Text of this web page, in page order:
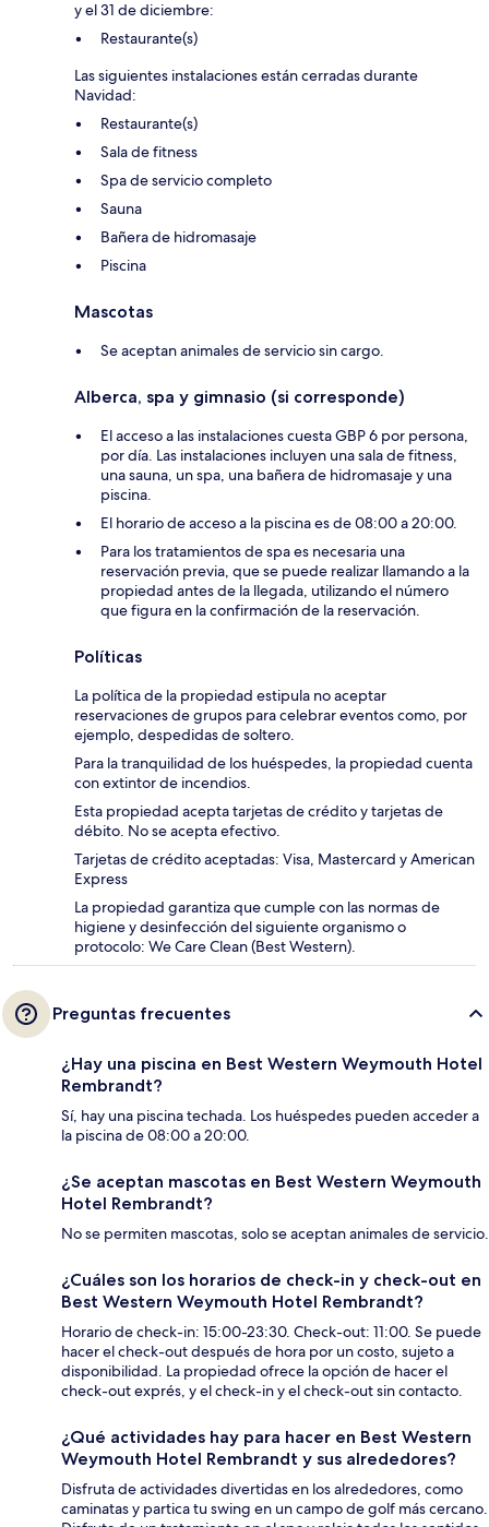
y el 31 de diciembre:
Restaurante(s)
Las siguientes instalaciones están cerradas durante
Navidad:
Restaurante(s)
Sala de fitness
Spa de servicio completo
Sauna
Bañera de hidromasaje
Piscina
Mascotas
Se aceptan animales de servicio sin cargo.
Alberca, spa y gimnasio (si corresponde)
El acceso a las instalaciones cuesta GBP 6 por persona,
por día. Las instalaciones incluyen una sala de fitness,
una sauna, un spa, una bañera de hidromasaje y una
piscina.
El horario de acceso a la piscina es de 08:00 a 20:00.
Para los tratamientos de spa es necesaria una
reservación previa, que se puede realizar llamando a la
propiedad antes de la llegada, utilizando el número
que figura en la confirmación de la reservación.
Políticas
La política de la propiedad estipula no aceptar
reservaciones de grupos para celebrar eventos como, por
ejemplo, despedidas de soltero.
Para la tranquilidad de los huéspedes, la propiedad cuenta
con extintor de incendios.
Esta propiedad acepta tarjetas de crédito y tarjetas de
débito. No se acepta efectivo.
Tarjetas de crédito aceptadas: Visa, Mastercard y American
Express
La propiedad garantiza que cumple con las normas de
higiene y desinfección del siguiente organismo o
protocolo: We Care Clean (Best Western).
Preguntas frecuentes
¿Hay una piscina en Best Western Weymouth Hotel
Rembrandt?
Sí, hay una piscina techada. Los huéspedes pueden acceder a
la piscina de 08:00 a 20:00.
¿Se aceptan mascotas en Best Western Weymouth
Hotel Rembrandt?
No se permiten mascotas, solo se aceptan animales de servicio.
¿Cuáles son los horarios de check-in y check-out en
Best Western Weymouth Hotel Rembrandt?
Horario de check-in: 15:00-23:30. Check-out: 11:00. Se puede
hacer el check-out después de hora por un costo, sujeto a
disponibilidad. La propiedad ofrece la opción de hacer el
check-out exprés, y el check-in y el check-out sin contacto.
¿Qué actividades hay para hacer en Best Western
Weymouth Hotel Rembrandt y sus alrededores?
Disfruta de actividades divertidas en los alrededores, como
caminatas y partica tu swing en un campo de golf más cercano.